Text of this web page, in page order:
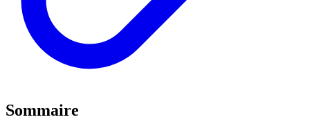
Sommaire